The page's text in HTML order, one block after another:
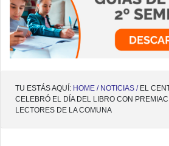
TU ESTÁS AQUÍ: HOME / NOTICIAS / EL
CELEBRÓ EL DÍA DEL LIBRO CON
LECTORES DE LA COMUNA